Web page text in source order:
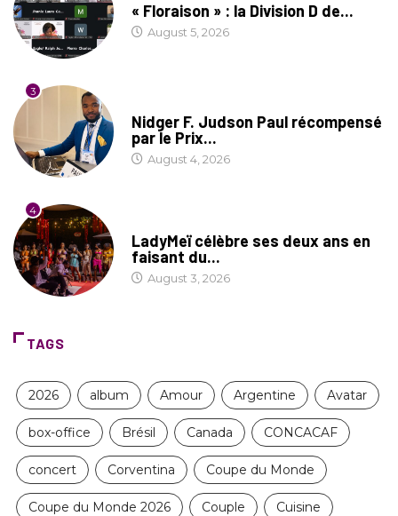
« Floraison » : la Division D de...
August 5, 2026
3
Nidger F. Judson Paul récompensé
par le Prix...
August 4, 2026
4
LadyMeï célèbre ses deux ans en
faisant du...
August 3, 2026
TAGS
2026 album Amour Argentine Avatar
box-office Brésil Canada CONCACAF
concert Corventina Coupe du Monde
Coupe du Monde 2026 Couple Cuisine